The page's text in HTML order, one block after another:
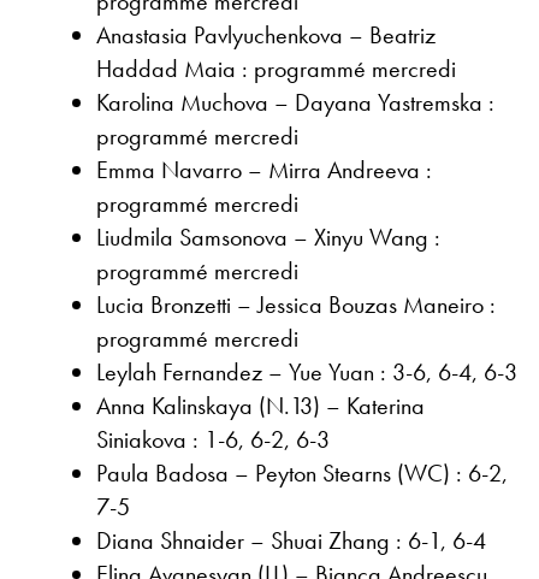
Anastasia Pavlyuchenkova – Beatriz
Haddad Maia : programmé mercredi
Karolina Muchova – Dayana Yastremska :
programmé mercredi
Emma Navarro – Mirra Andreeva :
programmé mercredi
Liudmila Samsonova – Xinyu Wang :
programmé mercredi
Lucia Bronzetti – Jessica Bouzas Maneiro :
programmé mercredi
Leylah Fernandez – Yue Yuan : 3-6, 6-4, 6-3
Anna Kalinskaya (N.13) – Katerina
Siniakova : 1-6, 6-2, 6-3
Paula Badosa – Peyton Stearns (WC) : 6-2,
7-5
Diana Shnaider – Shuai Zhang : 6-1, 6-4